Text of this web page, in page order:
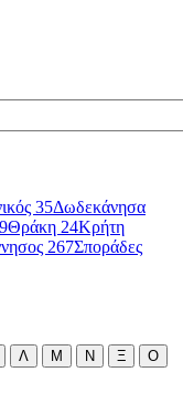
35Δωδεκάνησα
Θράκη 24Κρήτη
267Σποράδες
Λ Μ Ν Ξ
Ο